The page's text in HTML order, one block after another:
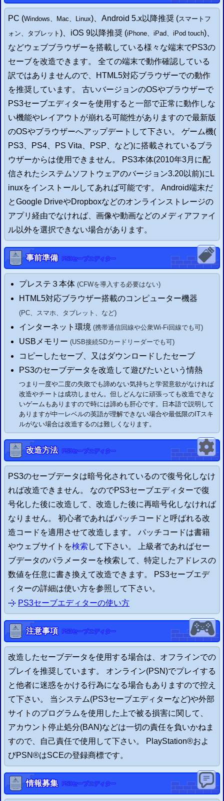
PC (Windows、 Mac、 Linux)、 Android 5.x以降推奨 (スマートフ
ォン、タブレット )、iOS 9以降推奨 (iPhone、iPad、iPod touch)、
などウェブブラウザーを搭載している様々な端末でPS3の
セーブを改造できます。 全ての端末で動作確認している
訳ではありませんので、HTML5対応ブラウザーでの動作
を推奨しています。 古いバージョンのOSやブラウザーで
PS3セーブエディターを使用すると一部で正常に動作しな
い機能やレイアウトが崩れる可能性がありますので最新版
のOSやブラウザーへアップデートして下さい。 ゲーム機(
PS3
PS4 PS Vita PSP 、など)に搭載されているブラ
ウザーからは使用できません。
PS3本体(2010年3月に配
信されたシステムソフトウェアのバージョン3.20以前)にL
inuxをインストールしてあれば可能です。 Android端末だ
とGoogle DriveやDropboxなどのオンラインストレージの
アプリ経由でなければ、画像や動画などのメディアファイ
ル以外を選択できない場合があります。
事前準備 PS3セーブエディター
プレステ ３ 本体 (CFWを導入する必要はない)
HTML5対応ブラウザー搭載のコンピューター機器
(PC、 スマホ、タブレット、 など)
インターネット環境 (携帯通信回線や公衆Wi-Fi回線でも可)
USBメモリー (USB接続SDカードリーダーでも可)
コピーしたセーブ、又はダウンロードしたセーブ
PS3のセーブデータを改造して遊びたいという情熱
つまり一度や二度の失敗でも諦めない気持ちと学習意欲がなければ
改造やチートは成功しません。但しどんなに頑張っても改造できな
いゲームもありますので時には諦めも肝心です。日本語で説明して
ありますが中一レベルの英語が理解できない場合や最低限のITスキ
ルがない場合は改造するのは難しくなります。
改造方法 PS3セーブエディター
PS3のセーブデータは暗号化されているので復号化しなけ
れば改造できません。 なのでPS3セーブエディターで復
号化した後に改造して、改造した後に再暗号化しなければ
なりません。 初心者であればパッチコードと呼ばれる改
造コードを適用させて改造します。 パッチコードは書籍
やウェブサイトを検索 して下さい。 上級者であればセー
ブデータのパラメーターを検索して、特定したアドレスの
数値を任意に書き換えて改造できます。
PS3セーブエデ
ィターの詳細は使い方を参照して下さい。
PS3セーブエディターの使い方
注意事項 PS3セーブエディター
改造したセーブデータを使用する場合は、オフラインでの
プレイを推奨しています。 オンライン(PSN)でプレイする
と他者に迷惑をかける行為になる場合もありますので控え
て下さい。 当システム(PS3セーブエディターなど)や外部
サイトのプログラムを使用した上で被る損害に関して、
アカウント停止処分(BAN)などは一切の責任を負いかねま
すので、自己責任で使用して下さい。
PlayStation®およ
びPSN®はSCEの登録商標です。
情報募集 PS3セーブエディター